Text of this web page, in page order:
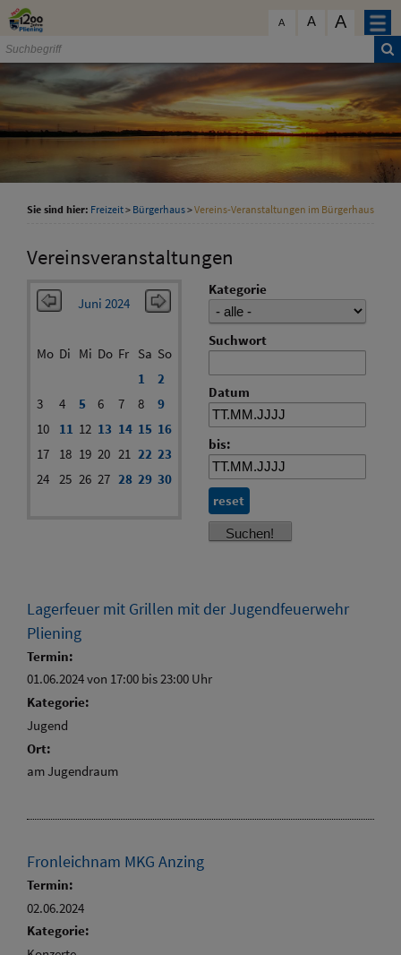
Zum Inhalt
A A A
Sie sind hier: Freizeit> Bürgerhaus>Vereins-Veranstaltungen im Bürgerhaus
Vereinsveranstaltungen
Juni 2024
Mo Di Mi Do Fr Sa So
1
2
3
4 5 6 7 8
9
10
11 12 13 14 15 16
17
18 19 20 21 22 23
24 25 26 27 28 29 30
Kategorie
Suchwort
Datum
bis:
reset
Lagerfeuer mit Grillen mit der Jugendfeuerwehr
Pliening
Termin:
01.06.2024 von 17:00 bis 23:00 Uhr
Kategorie:
Jugend
Ort:
am Jugendraum
Fronleichnam MKG Anzing
Termin:
02.06.2024
Kategorie:
schließen